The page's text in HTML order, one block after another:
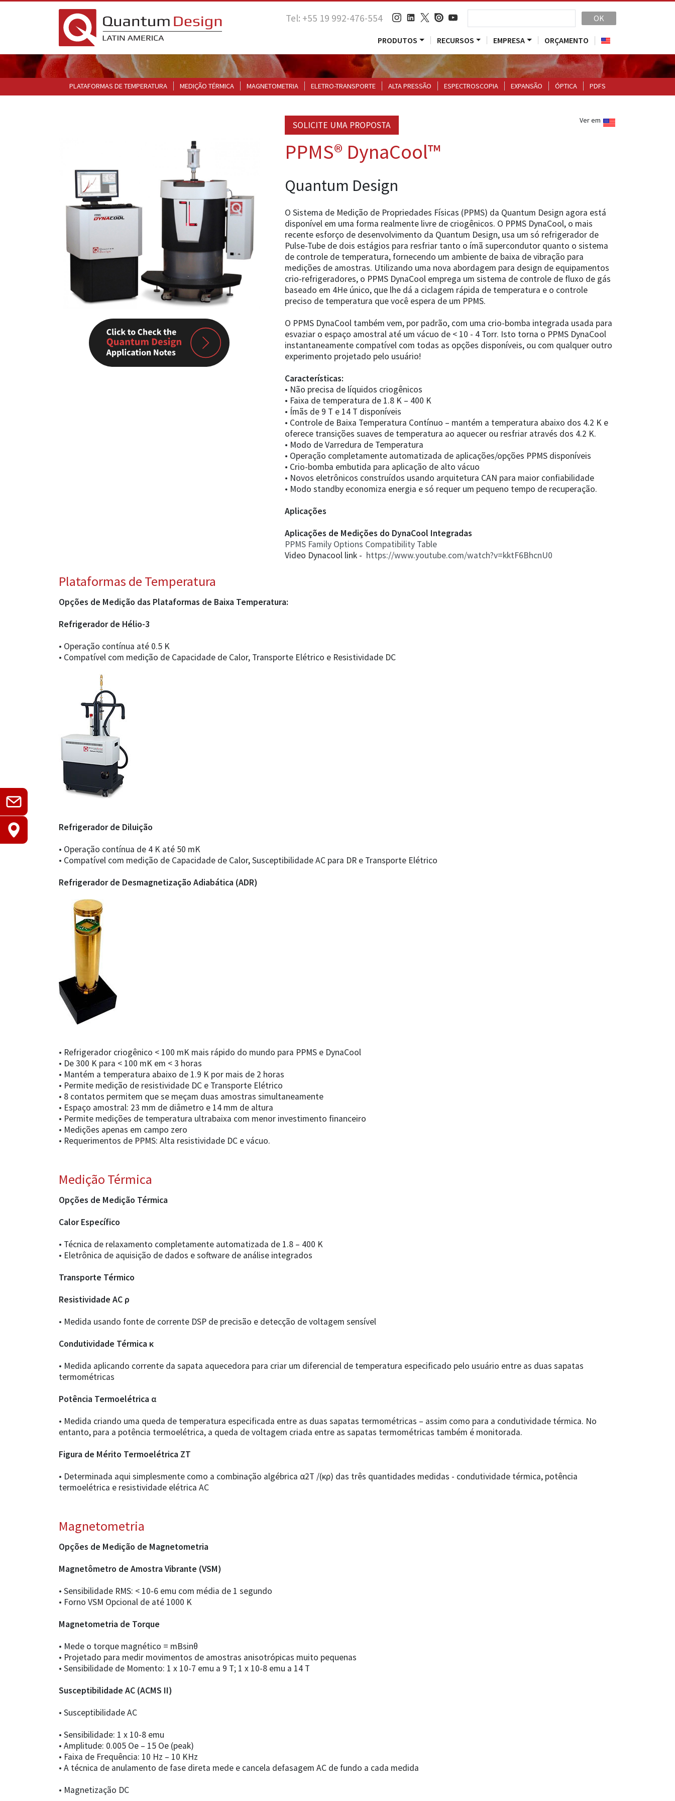
Tel: +55 19 992-476-554 OK
PRODUTOS RECURSOS EMPRESA ORÇAMENTO
PLATAFORMAS DE TEMPERATURA MEDIÇÃO TÉRMICA MAGNETOMETRIA ELETRO-TRANSPORTE ALTA PRESSÃO ESPECTROSCOPIA EXPANSÃO ÓPTICA PDFS
Ver em
SOLICITE UMA PROPOSTA
PPMS® DynaCool™
Quantum Design
O Sistema de Medição de Propriedades Físicas (PPMS) da Quantum Design agora está
disponível em uma forma realmente livre de criogênicos. O PPMS DynaCool, o mais
recente esforço de desenvolvimento da Quantum Design, usa um só refrigerador de
Pulse-Tube de dois estágios para resfriar tanto o ímã supercondutor quanto o sistema
de controle de temperatura, fornecendo um ambiente de baixa de vibração para
medições de amostras. Utilizando uma nova abordagem para design de equipamentos
crio-refrigeradores, o PPMS DynaCool emprega um sistema de controle de fluxo de gás
baseado em 4He único, que lhe dá a ciclagem rápida de temperatura e o controle
preciso de temperatura que você espera de um PPMS.
O PPMS DynaCool também vem, por padrão, com uma crio-bomba integrada usada para
esvaziar o espaço amostral até um vácuo de < 10 - 4 Torr. Isto torna o PPMS DynaCool
instantaneamente compatível com todas as opções disponíveis, ou com qualquer outro
experimento projetado pelo usuário!
Características:
• Não precisa de líquidos criogênicos
• Faixa de temperatura de 1.8 K – 400 K
• Ímãs de 9 T e 14 T disponíveis
• Controle de Baixa Temperatura Contínuo – mantém a temperatura abaixo dos 4.2 K e
oferece transições suaves de temperatura ao aquecer ou resfriar através dos 4.2 K.
• Modo de Varredura de Temperatura
• Operação completamente automatizada de aplicações/opções PPMS disponíveis
• Crio-bomba embutida para aplicação de alto vácuo
• Novos eletrônicos construídos usando arquitetura CAN para maior confiabilidade
• Modo standby economiza energia e só requer um pequeno tempo de recuperação.
Aplicações
Aplicações de Medições do DynaCool Integradas
PPMS Family Options Compatibility Table
Video Dynacool link - https://www.youtube.com/watch?v=kktF6BhcnU0
Plataformas de Temperatura
Opções de Medição das Plataformas de Baixa Temperatura:
Refrigerador de Hélio-3
• Operação contínua até 0.5 K
• Compatível com medição de Capacidade de Calor, Transporte Elétrico e Resistividade DC
Refrigerador de Diluição
• Operação contínua de 4 K até 50 mK
• Compatível com medição de Capacidade de Calor, Susceptibilidade AC para DR e Transporte Elétrico
Refrigerador de Desmagnetização Adiabática (ADR)
• Refrigerador criogênico < 100 mK mais rápido do mundo para PPMS e DynaCool
• De 300 K para < 100 mK em < 3 horas
• Mantém a temperatura abaixo de 1.9 K por mais de 2 horas
• Permite medição de resistividade DC e Transporte Elétrico
• 8 contatos permitem que se meçam duas amostras simultaneamente
• Espaço amostral: 23 mm de diâmetro e 14 mm de altura
• Permite medições de temperatura ultrabaixa com menor investimento financeiro
• Medições apenas em campo zero
• Requerimentos de PPMS: Alta resistividade DC e vácuo.
Medição Térmica
Opções de Medição Térmica
Calor Específico
• Técnica de relaxamento completamente automatizada de 1.8 – 400 K
• Eletrônica de aquisição de dados e software de análise integrados
Transporte Térmico
Resistividade AC ρ
• Medida usando fonte de corrente DSP de precisão e detecção de voltagem sensível
Condutividade Térmica κ
• Medida aplicando corrente da sapata aquecedora para criar um diferencial de temperatura especificado pelo usuário entre as duas sapatas
termométricas
Potência Termoelétrica α
• Medida criando uma queda de temperatura especificada entre as duas sapatas termométricas – assim como para a condutividade térmica. No
entanto, para a potência termoelétrica, a queda de voltagem criada entre as sapatas termométricas também é monitorada.
Figura de Mérito Termoelétrica ZT
• Determinada aqui simplesmente como a combinação algébrica α2T /(κρ) das três quantidades medidas - condutividade térmica, potência
termoelétrica e resistividade elétrica AC
Magnetometria
Opções de Medição de Magnetometria
Magnetômetro de Amostra Vibrante (VSM)
• Sensibilidade RMS: < 10-6 emu com média de 1 segundo
• Forno VSM Opcional de até 1000 K
Magnetometria de Torque
• Mede o torque magnético = mBsinθ
• Projetado para medir movimentos de amostras anisotrópicas muito pequenas
• Sensibilidade de Momento: 1 x 10-7 emu a 9 T; 1 x 10-8 emu a 14 T
Susceptibilidade AC (ACMS II)
• Susceptibilidade AC
• Sensibilidade: 1 x 10-8 emu
• Amplitude: 0.005 Oe – 15 Oe (peak)
• Faixa de Frequência: 10 Hz – 10 KHz
• A técnica de anulamento de fase direta mede e cancela defasagem AC de fundo a cada medida
• Magnetização DC